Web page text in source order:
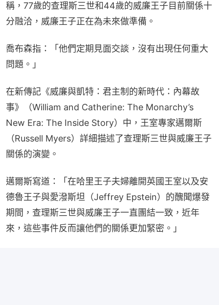
稱，77歲的查理斯三世和44歲的威廉王子目前關係十
分融洽，威廉王子正在為未來做準備。
喬布森指：「他們定期見面交談，沒有出現任何重大
問題。」
在新傳記《威廉與凱特：君主制的新時代：內幕故
事》（William and Catherine: The Monarchy’s
New Era: The Inside Story）中，王室專家邁爾斯
（Russell Myers）詳細描述了查理斯三世與威廉王子
關係的演變。
邁爾斯寫道：「在哈里王子夫婦離開英國王室以及安
德魯王子與愛潑斯坦（Jeffrey Epstein）的醜聞爆發
期間，查理斯三世與威廉王子一直團結一致，近年
來，這些事件反而讓他們的關係更加緊密。」